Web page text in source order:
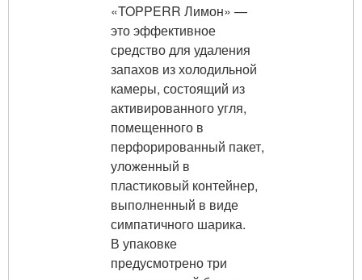
«TOPPERR Лимон» —
это эффективное
средство для удаления
запахов из холодильной
камеры, состоящий из
активированного угля,
помещенного в
перфорированный пакет,
уложенный в
пластиковый контейнер,
выполненный в виде
симпатичного шарика.
В упаковке
предусмотрено три